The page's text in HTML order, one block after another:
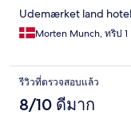
Udemærket land
Morten Munch, ทริป
รีวิวที่ตรวจสอบแล้ว
8/10 ดีมาก